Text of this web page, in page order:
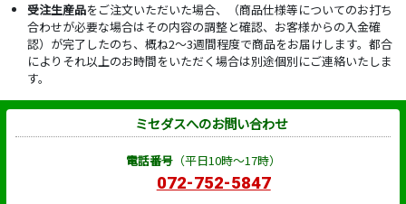
受注生産品をご注文いただいた場合、（商品仕様等についてのお打ち
合わせが必要な場合はその内容の調整と確認、お客様からの入金確
認）が完了したのち、概ね2～3週間程度で商品をお届けします。都合
によりそれ以上のお時間をいただく場合は別途個別にご連絡いたしま
す。
ミセダスへのお問い合わせ
電話番号（平日10時～17時）
072-752-5847